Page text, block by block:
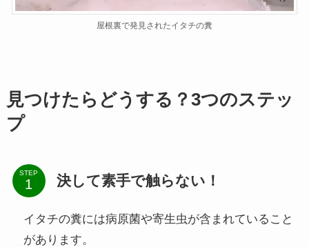
屋根裏で発見されたイタチの糞
見つけたらどうする？3つのステッ
プ
STEP 決して素手で触らない！
イタチの糞には病原菌や寄生虫が含まれていること
があります。